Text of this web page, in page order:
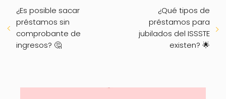
¿Es posible sacar
préstamos sin
comprobante de
ingresos? 🤔
¿Qué tipos de
préstamos para
jubilados del ISSSTE
existen? 🌟